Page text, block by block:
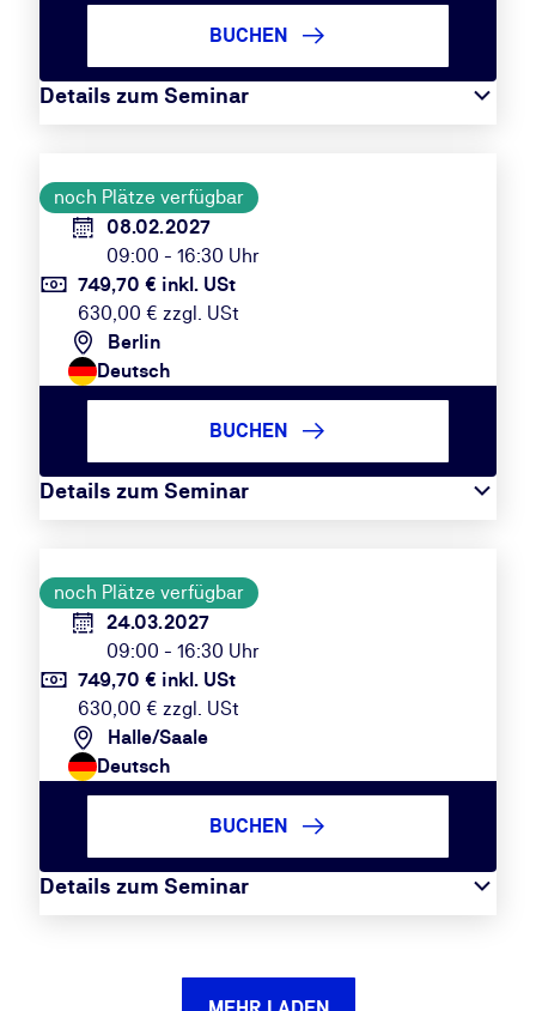
Details zum Seminar
BUCHEN
noch Plätze verfügbar
08.02.2027
09:00 - 16:30 Uhr
749,70 € inkl. USt
630,00 € zzgl. USt
Berlin
Deutsch
Details zum Seminar
BUCHEN
noch Plätze verfügbar
24.03.2027
09:00 - 16:30 Uhr
749,70 € inkl. USt
630,00 € zzgl. USt
Halle/Saale
Deutsch
Details zum Seminar
BUCHEN